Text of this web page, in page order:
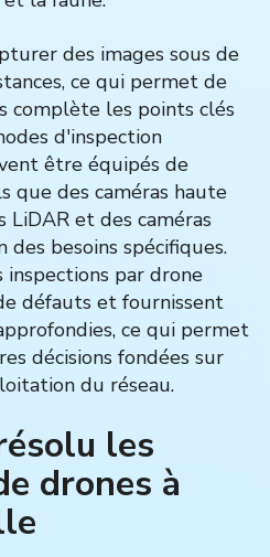
des images sous de
ce qui permet de
complète les points clés
d'inspection
être équipés de
que des caméras haute
LiDAR et des caméras
besoins spécifiques.
par drone
défauts et fournissent
ce qui permet
décisions fondées sur
du réseau.
les
drones à